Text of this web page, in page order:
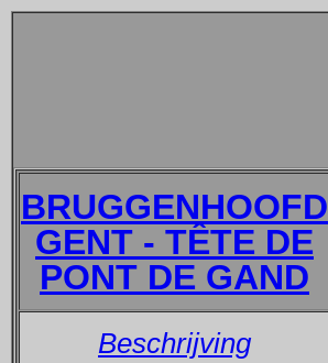
BRUGGENHOOFD
GENT - TÊTE DE
PONT DE GAND
Beschrijving